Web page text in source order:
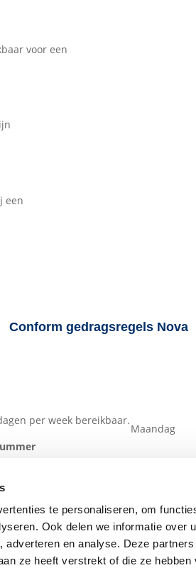
te personaliseren, om
Ook delen we informatie over
en analyse. Deze
ze heeft verstrekt of die ze
voor een
een
Conform gedragsregels Nova
per week bereikbaar.
Maandag
Donderdag
Vrijdag